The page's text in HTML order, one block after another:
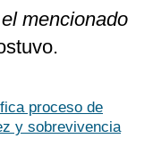
mencionado
proceso de
y sobrevivencia